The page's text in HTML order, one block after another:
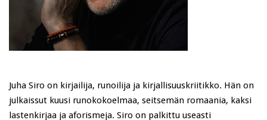
Juha Siro on kirjailija, runoilija ja kirjallisuuskriitikko. Hän on
julkaissut kuusi runokokoelmaa, seitsemän romaania, kaksi
lastenkirjaa ja aforismeja. Siro on palkittu useasti